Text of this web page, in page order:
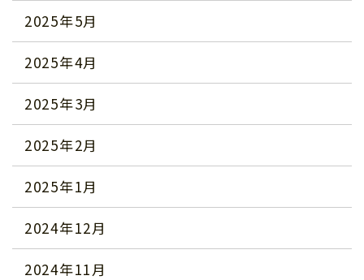
2025年5月
2025年4月
2025年3月
2025年2月
2025年1月
2024年12月
2024年11月